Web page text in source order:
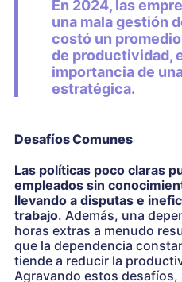
En 2024, las
una mala gestión
costó un
de productividad,
importancia de
estratégica.
Desafíos Comunes
Las políticas poco claras
empleados sin
llevando a disputas e
trabajo. Además, una
horas extras a menudo
que la dependencia
tiende a reducir la
Agravando estos